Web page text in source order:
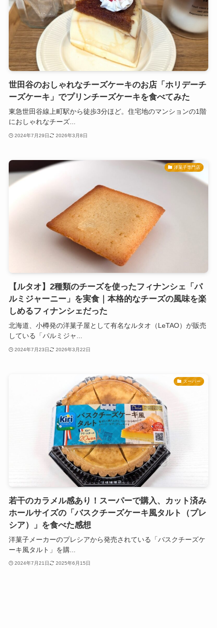
世田谷のおしゃれなチーズケーキのお店「ホリデーチ
ーズケーキ」でプリンチーズケーキを食べてみた
東急世田谷線上町駅から徒歩3分ほど。住宅地のマンションの1階
におしゃれなチーズ...
2024年7月29日 2026年3月8日
洋菓子専門店
【ルタオ】2種類のチーズを使ったフィナンシェ「パ
ルミジャーニー」を実食｜本格的なチーズの風味を楽
しめるフィナンシェだった
北海道、小樽発の洋菓子屋として有名なルタオ（LeTAO）が販売
している「パルミジャ...
2024年7月23日 2026年3月22日
スーパー
若干のカラメル感あり！スーパーで購入、カット済み
ホールサイズの「バスクチーズケーキ風タルト（プレ
シア）」を食べた感想
洋菓子メーカーのプレシアから発売されている「バスクチーズケ
ーキ風タルト」を購...
2024年7月21日 2025年6月15日